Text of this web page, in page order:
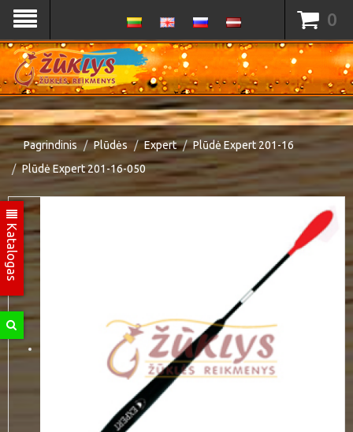
Katalogas
0
Pagrindinis Plūdės Expert
Plūdė Expert 201-16
Plūdė Expert 201-16-050